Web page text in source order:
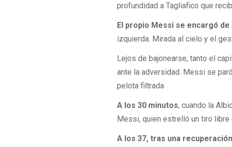
profundidad a Tagliafico que
El propio Messi se encargó
izquierda. Mirada al cielo y el
Lejos de bajonearse, tanto el
ante la adversidad. Messi se
pelota filtrada
A los 30 minutos, cuando la
Messi, quien estrelló un tiro
A los 37, tras una